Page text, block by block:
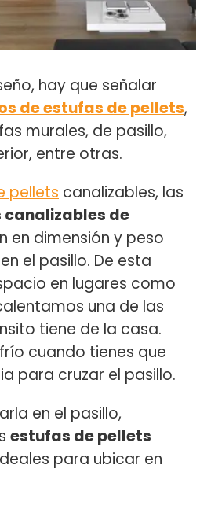
hay que señalar
de estufas de pellets,
murales, de pasillo,
entre otras.
pellets canalizables, las
de
en dimensión y peso
el pasillo. De esta
en lugares como
una de las
tiene de la casa.
cuando tienes que
para cruzar el pasillo.
en el pasillo,
estufas de pellets
para ubicar en